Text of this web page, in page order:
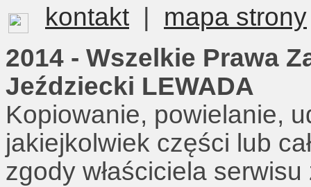
kontakt
mapa strony
2014 - Wszelkie Prawa
Jeździecki LEWADA
Kopiowanie, powielanie,
jakiejkolwiek części lub
zgody właściciela